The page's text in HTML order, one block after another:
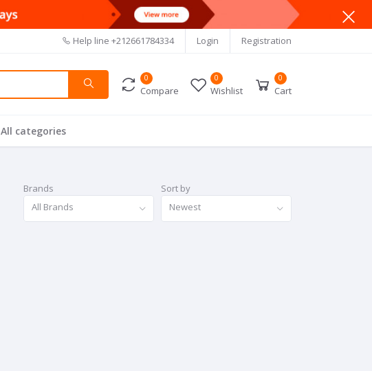
Help line +212661784334 Login Registration
0
Compare
0
Wishlist
0
Cart
All categories
Brands
All Brands
Sort by
Newest